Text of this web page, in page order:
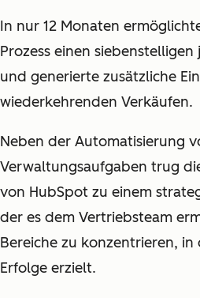
In nur 12 Monaten
Prozess einen
und generierte zusätzliche
wiederkehrenden Verkäufen.
Neben der Automatisierung
Verwaltungsaufgaben trug
von HubSpot zu einem
der es dem Vertriebsteam
Bereiche zu konzentrieren,
Erfolge erzielt.